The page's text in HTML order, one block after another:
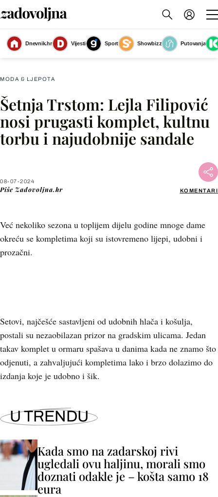
Dnevnik.hr Vijesti Sport Showbizz
Putovanja
Slika nije dostupna
MODA & LJEPOTA
Šetnja Trstom: Lejla Filipović
nosi prugasti komplet, kultnu
torbu i najudobnije sandale
08-07-2024
Piše Zadovoljna.hr KOMENTARI
Već nekoliko sezona u toplijem dijelu godine mnoge dame
okreću se kompletima koji su istovremeno lijepi, udobni i
prozačni.
Facebook
X
Setovi, najčešće sastavljeni od udobnih hlača i košulja,
postali su nezaobilazan prizor na gradskim ulicama. Jedan
takav komplet u ormaru spašava u danima kada ne znamo što
odjenuti, a zahvaljujući kompletima lako i brzo dolazimo do
izdanja koje je udobno i šik.
U TRENDU
Kada smo na zadarskoj rivi
ugledali ovu haljinu, morali smo
doznati odakle je – košta samo 18
eura